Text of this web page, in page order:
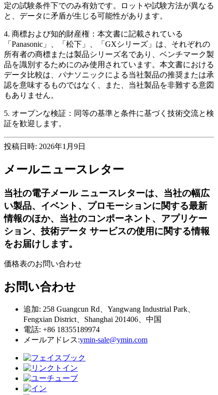
定の試験条件下でのみ有効です。ロットや試験方法が異なる
と、データに矛盾が生じる可能性があります。
4. 商標および知的財産権：本文書に記載されている
「Panasonic」、「松下」、「GXシリーズ」は、それぞれの
所有者の商標または製品シリーズ名であり、ベンチマーク製
品を識別するためにのみ使用されています。本文書における
データ比較は、パナソニックによる当社製品の推奨または承
認を意味するものではなく、また、当社製品を非難する意図
もありません。
5. オープンな検証：同等の基準と条件に基づく技術交流と検
証を歓迎します。
投稿日時: 2026年1月9日
メールニュースレター
当社の電子メール ニュースレターは、当社の幅広
い製品、イベント、プロモーションに関する最新
情報のほか、当社のコンポーネント、アプリケー
ション、技術データ サービスの使用に関する情報
をお届けします。
価格表のお問い合わせ
お問い合わせ
追加: 258 Guangcun Rd、Yangwang Industrial Park、
Fengxian District、Shanghai 201406、中国
電話: +86 18355189974
メールアドレス:ymin-sale@ymin.com